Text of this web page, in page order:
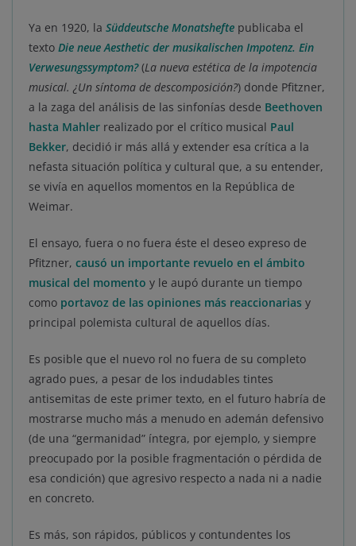
Ya en 1920, la Süddeutsche Monatshefte publicaba el
texto Die neue Aesthetic der musikalischen Impotenz. Ein
Verwesungssymptom? (La nueva estética de la impotencia
musical. ¿Un síntoma de descomposición?) donde Pfitzner,
a la zaga del análisis de las sinfonías desde Beethoven
hasta Mahler realizado por el crítico musical Paul
Bekker, decidió ir más allá y extender esa crítica a la
nefasta situación política y cultural que, a su entender,
se vivía en aquellos momentos en la República de
Weimar.
El ensayo, fuera o no fuera éste el deseo expreso de
Pfitzner, causó un importante revuelo en el ámbito
musical del momento y le aupó durante un tiempo
como portavoz de las opiniones más reaccionarias y
principal polemista cultural de aquellos días.
Es posible que el nuevo rol no fuera de su completo
agrado pues, a pesar de los indudables tintes
antisemitas de este primer texto, en el futuro habría de
mostrarse mucho más a menudo en ademán defensivo
(de una “germanidad” íntegra, por ejemplo, y siempre
preocupado por la posible fragmentación o pérdida de
esa condición) que agresivo respecto a nada ni a nadie
en concreto.
Es más, son rápidos, públicos y contundentes los